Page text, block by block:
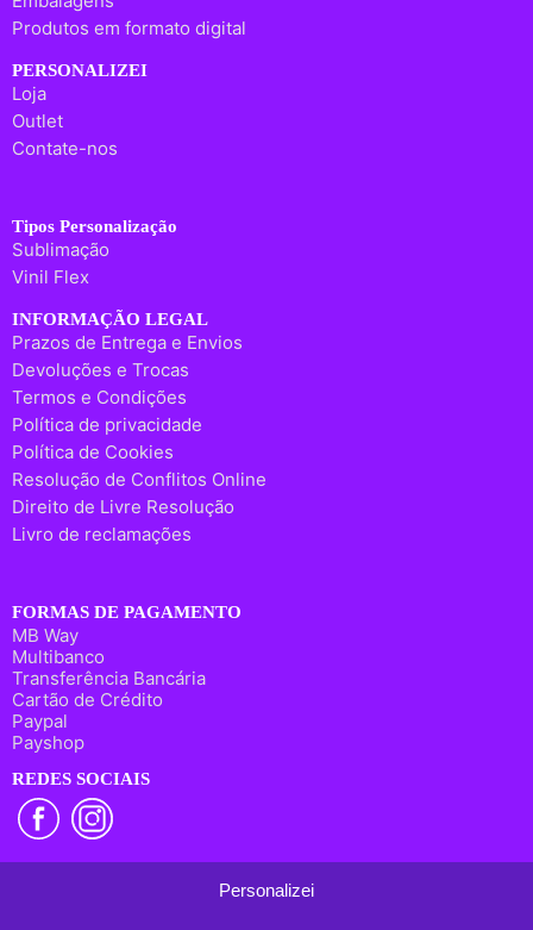
Produtos em formato digital
PERSONALIZEI
Loja
Outlet
Contate-nos
Tipos Personalização
Sublimação
Vinil Flex
INFORMAÇÃO LEGAL
Prazos de Entrega e Envios
Devoluções e Trocas
Termos e Condições
Política de privacidade
Política de Cookies
Resolução de Conflitos Online
Direito de Livre Resolução
Livro de reclamações
FORMAS DE PAGAMENTO
MB Way
Multibanco
Transferência Bancária
Cartão de Crédito
Paypal
Payshop
REDES SOCIAIS
Personalizei